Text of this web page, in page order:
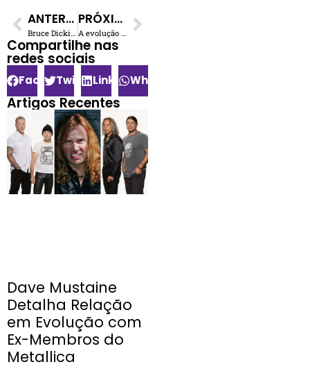
ANTERIOR
Bruce Dickinson relembra momento histórico do Iron Maiden com caças reais em show épico
PRÓXIMO
A evolução de Jimmy Page na guitarra resumida em 5 músicas
Compartilhe nas
redes sociais​
FacebookTwitterLinkedInWhatsApp
Artigos Recentes
Dave Mustaine
Detalha Relação
em Evolução com
Ex-Membros do
Metallica